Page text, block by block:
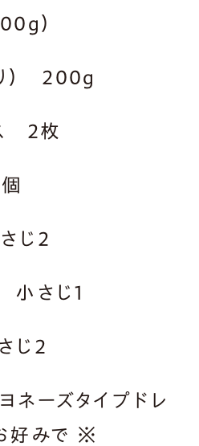
）
） 200g
2枚
じ2
小さじ1
じ2
ネーズタイプドレ
好みで ※